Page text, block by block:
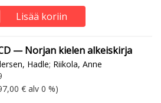
Lisää koriin
— Norjan kielen alkeiskirja
Hadle; Riikola, Anne
hinta
hinta
€ alv 0 %)